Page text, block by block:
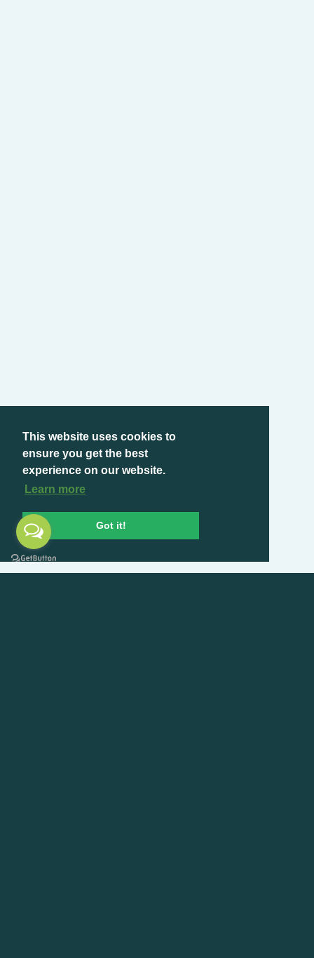
This website uses cookies to
ensure you get the best
experience on our website.
Learn more
Got it!